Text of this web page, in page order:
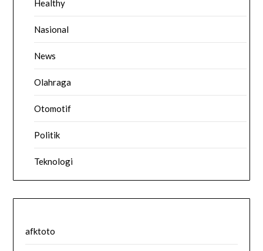
Healthy
Nasional
News
Olahraga
Otomotif
Politik
Teknologi
afktoto